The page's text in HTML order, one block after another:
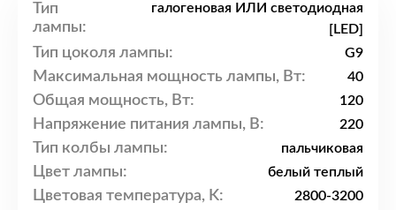
Тип
лампы:
галогеновая ИЛИ светодиодная
[LED]
Тип цоколя лампы: G9
Максимальная мощность лампы, Вт: 40
Общая мощность, Вт: 120
Напряжение питания лампы, В: 220
Тип колбы лампы: пальчиковая
Цвет лампы: белый теплый
Цветовая температура, K: 2800-3200